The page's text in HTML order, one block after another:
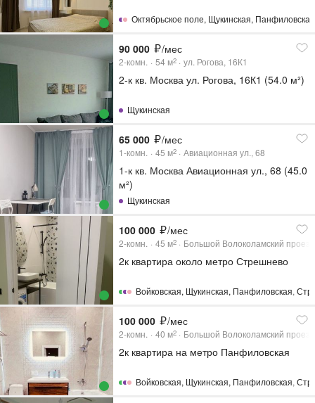
Октябрьское поле, Щукинская, Панфиловская
90 000 /мес
2-комн. 54 м2 ул. Рогова, 16К1
2-к кв. Москва ул. Рогова, 16К1 (54.0 м²)
Щукинская
65 000 /мес
1-комн. 45 м2 Авиационная ул., 68
1-к кв. Москва Авиационная ул., 68 (45.0
м²)
Щукинская
100 000 /мес
2-комн. 45 м2 Большой Волоколамский
2к квартира около метро Стрешнево
Войковская, Щукинская, Панфиловская,
100 000 /мес
2-комн. 40 м2 Большой Волоколамский
2к квартира на метро Панфиловская
Войковская, Щукинская, Панфиловская,